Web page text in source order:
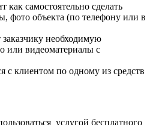
как самостоятельно сделать
фото объекта (по телефону или в
необходимую
или видеоматериалы с
с клиентом по одному из средств
услугой бесплатного